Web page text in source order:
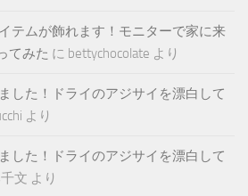
テムが飾れます！モニターで家に来
てみた に bettychocolate より
した！ドライのアジサイを漂白して
より
した！ドライのアジサイを漂白して
文 より